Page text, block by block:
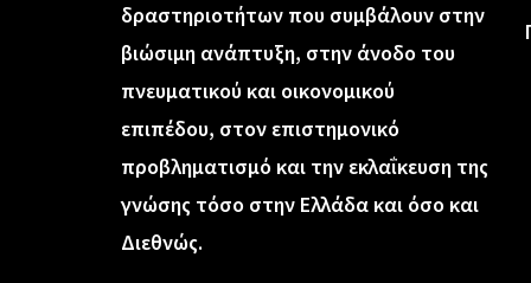
δραστηριοτήτων που συμβάλουν στην
βιώσιμη ανάπτυξη, στην άνοδο του
πνευματικού και οικονομικού
επιπέδου, στον επιστημονικό
προβληματισμό και την εκλαΐκευση της
γνώσης τόσο στην Ελλάδα και όσο και
Διεθνώς.